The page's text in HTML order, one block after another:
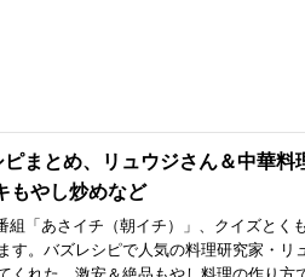
ピまとめ、リュウジさん＆中華料
もやし炒めなど
組「あさイチ（朝イチ）」、クイズとく
す。バズレシピで人気の料理研究家・リ